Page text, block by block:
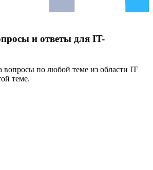
и ответы для IT-
вопросы по любой теме из области IT
теме.